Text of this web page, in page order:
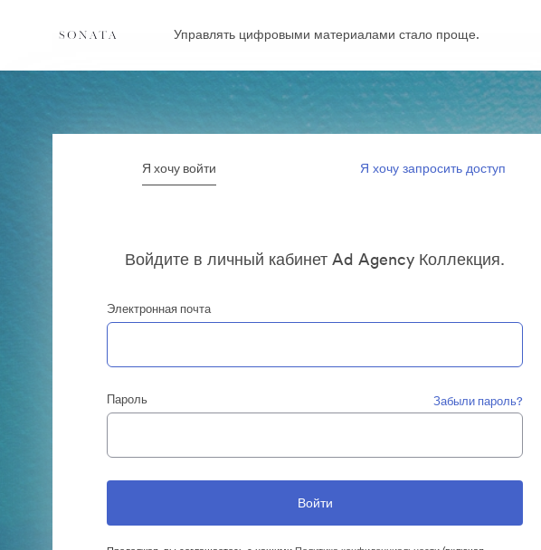
Управлять цифровыми материалами стало проще.
Я хочу войти Я хочу запросить доступ
Войдите в личный кабинет Ad Agency Коллекция.
Электронная почта
Пароль Забыли пароль?